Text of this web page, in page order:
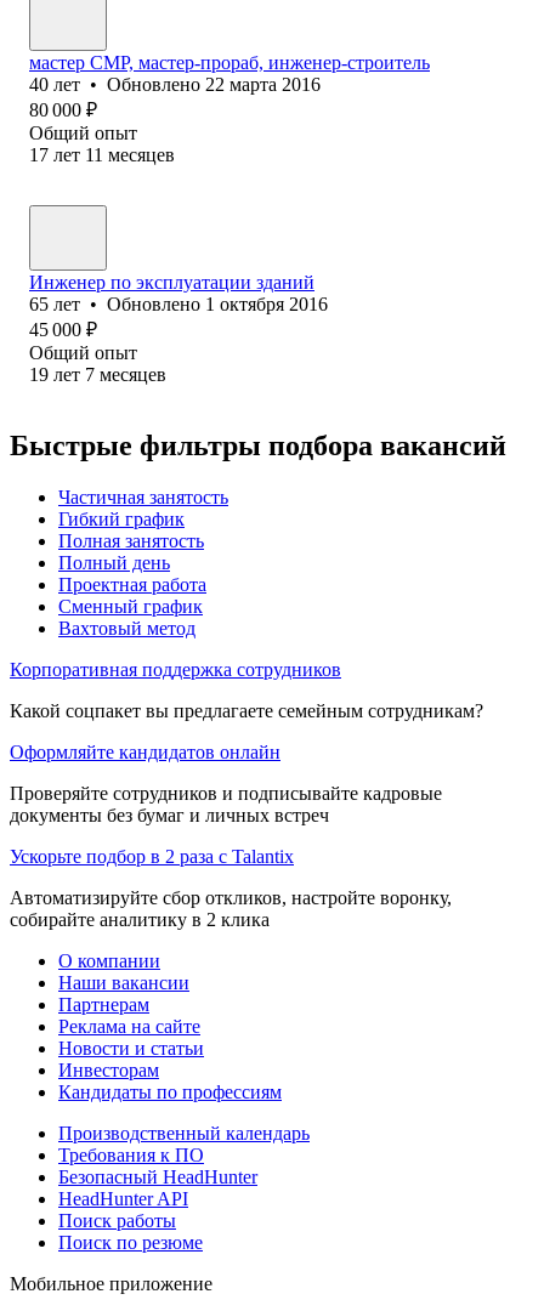
мастер СМР, мастер-прораб, инженер-строитель
40 лет • Обновлено 22 марта 2016
80 000 ₽
Общий опыт
17 лет 11 месяцев
Инженер по эксплуатации зданий
65 лет • Обновлено 1 октября 2016
45 000 ₽
Общий опыт
19 лет 7 месяцев
Быстрые фильтры подбора вакансий
Частичная занятость
Гибкий график
Полная занятость
Полный день
Проектная работа
Сменный график
Вахтовый метод
Корпоративная поддержка сотрудников
Какой соцпакет вы предлагаете семейным сотрудникам?
Оформляйте кандидатов онлайн
Проверяйте сотрудников и подписывайте кадровые
документы без бумаг и личных встреч
Ускорьте подбор в 2 раза с Talantix
Автоматизируйте сбор откликов, настройте воронку,
собирайте аналитику в 2 клика
О компании
Наши вакансии
Партнерам
Реклама на сайте
Новости и статьи
Инвесторам
Кандидаты по профессиям
Производственный календарь
Требования к ПО
Безопасный HeadHunter
HeadHunter API
Поиск работы
Поиск по резюме
Мобильное приложение